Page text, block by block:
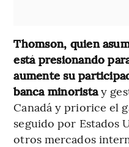
Thomson, quien
está presionando
aumente su
banca minoristay
Canadá y priorice el
seguido por Estados
otros mercados